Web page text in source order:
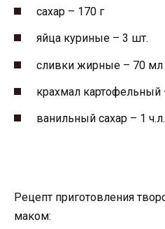
сахар – 170 г
яйца куриные – 3 шт.
сливки жирные – 70 мл
крахмал картофельный
ванильный сахар – 1 ч.л.
Рецепт приготовления
маком: